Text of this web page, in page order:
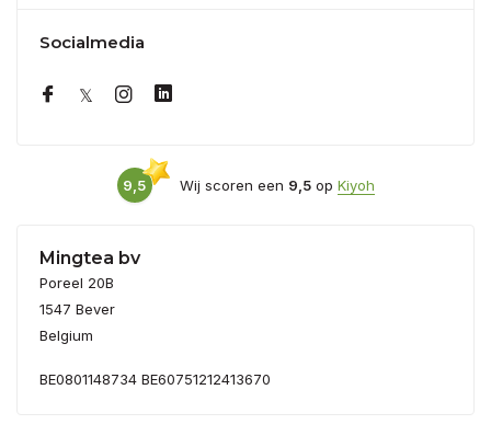
Socialmedia
9,5 Wij scoren een 9,5op Kiyoh
Mingtea bv
Poreel 20B
1547 Bever
Belgium
BE0801148734 BE60751212413670